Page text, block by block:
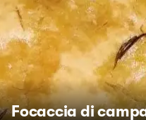
Focaccia di